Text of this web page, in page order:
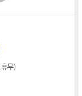
무)